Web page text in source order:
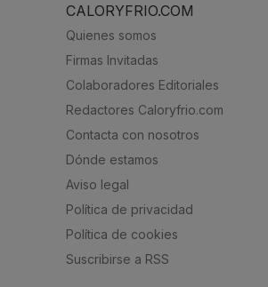
CALORYFRIO.COM
Quienes somos
Firmas Invitadas
Colaboradores Editoriales
Redactores Caloryfrio.com
Contacta con nosotros
Dónde estamos
Aviso legal
Política de privacidad
Política de cookies
Suscribirse a RSS